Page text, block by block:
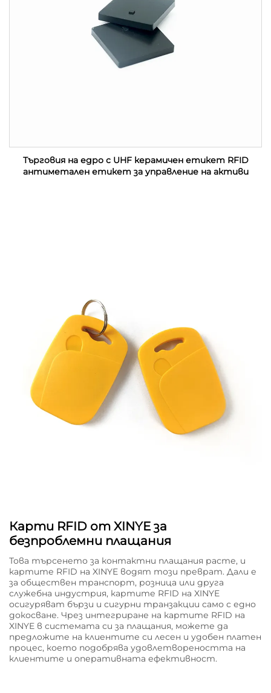
Търговия на едро с UHF керамичен етикет RFID
антиметален етикет за управление на активи
Карти RFID от XINYE за
безпроблемни плащания
Това търсенето за контактни плащания расте, и
картите RFID на XINYE водят този преврат. Дали е
за обществен транспорт, розница или друга
служебна индустрия, картите RFID на XINYE
осигуряват бързи и сигурни транзакции само с едно
докосване. Чрез интегриране на картите RFID на
XINYE в системата си за плащания, можете да
предложите на клиентите си лесен и удобен платен
процес, което подобрява удовлетвореността на
клиентите и оперативната ефективност.